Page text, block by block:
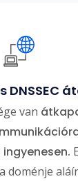
DNSSEC
van
doménje